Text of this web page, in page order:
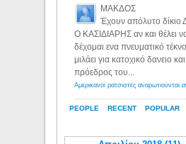
PEOPLE RECENT POPULAR
ΜΑΚΔΟΣ
Έχουν απόλυτο
Ο ΚΑΣΙΔΙΑΡΗΣ αν και θέλει
δέχομαι ενα πνευματικό
μιλάει για κατοχικό δανειο
πρόεδρος του...